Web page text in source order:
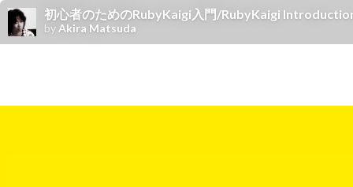
初心者のためのRubyKaigi入門/RubyKaigi
by Akira Matsuda